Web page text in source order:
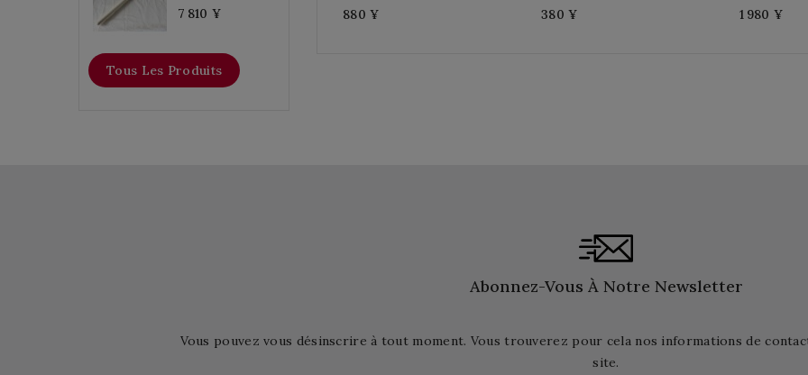
7 810 ¥
Tous Les Produits
880 ¥
380 ¥
1 980 ¥
Abonnez-Vous À Notre Newsletter
Vous pouvez vous désinscrire à tout moment. Vous trouverez pour cela nos informations de
site.